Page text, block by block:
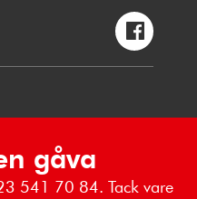
gåva
541 70 84. Tack vare